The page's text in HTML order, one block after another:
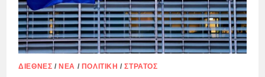
ΚΑΙ
ΔΙΑΡΚΟΎΣ
ΕΙΡΉΝΗΣ»
ΣΤΗΝ
ΟΥΚΡΑΝΊΑ
ΔΙΕΘΝΈΣ / ΝΈΑ / ΠΟΛΙΤΙΚΉ /ΣΤΡΑΤΌΣ